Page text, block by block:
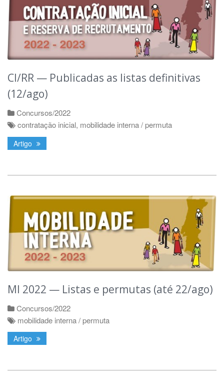
CI/RR — Publicadas as listas definitivas
(12/ago)
Concursos/2022
contratação inicial, mobilidade interna / permuta
Artigo
MI 2022 — Listas e permutas (até 22/ago)
Concursos/2022
mobilidade interna / permuta
Artigo